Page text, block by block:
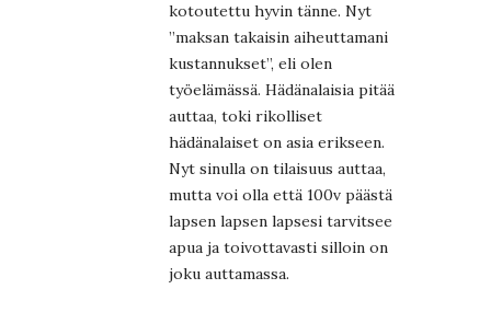
kotoutettu hyvin tänne. Nyt
”maksan takaisin aiheuttamani
kustannukset”, eli olen
työelämässä. Hädänalaisia pitää
auttaa, toki rikolliset
hädänalaiset on asia erikseen.
Nyt sinulla on tilaisuus auttaa,
mutta voi olla että 100v päästä
lapsen lapsen lapsesi tarvitsee
apua ja toivottavasti silloin on
joku auttamassa.